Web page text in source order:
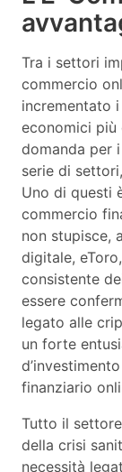
Tra i settori
commercio
incrementato
economici più
domanda per
serie di
Uno di questi
commercio
non stupisce,
digitale,
consistente
essere
legato alle
un forte
finanziario
Tutto il
della crisi
necessità